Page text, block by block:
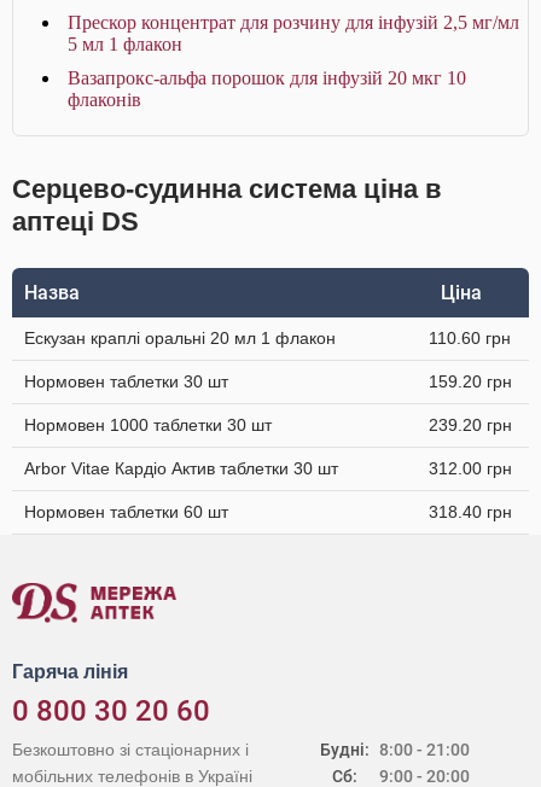
Прескор концентрат для розчину для інфузій 2,5 мг/мл
5 мл 1 флакон
Вазапрокс-альфа порошок для інфузій 20 мкг 10
флаконів
Серцево-судинна система ціна в
аптеці DS
Назва Ціна
Ескузан краплі оральні 20 мл 1 флакон 110.60 грн
Нормовен таблетки 30 шт 159.20 грн
Нормовен 1000 таблетки 30 шт 239.20 грн
Arbor Vitae Кардіо Актив таблетки 30 шт 312.00 грн
Нормовен таблетки 60 шт 318.40 грн
Гаряча лінія
0 800 30 20 60
Будні:
Сб:
8:00 - 21:00
9:00 - 20:00
Безкоштовно зі стаціонарних і
мобільних телефонів в Україні